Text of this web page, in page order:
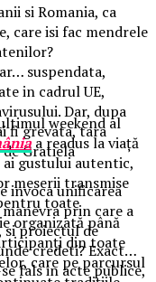
si Romania, ca
care isi fac mendrele
suspendata,
in cadrul UE,
Dar, dupa
fi grevata, tara
Gratiela
invoca unificarea
prin care a
si proiectul de
credeti? Exact…
fals in acte publice,
weekend al
a readus la viață
gustului autentic,
meserii transmise
toate
organizată până
din toate
care pe parcursul